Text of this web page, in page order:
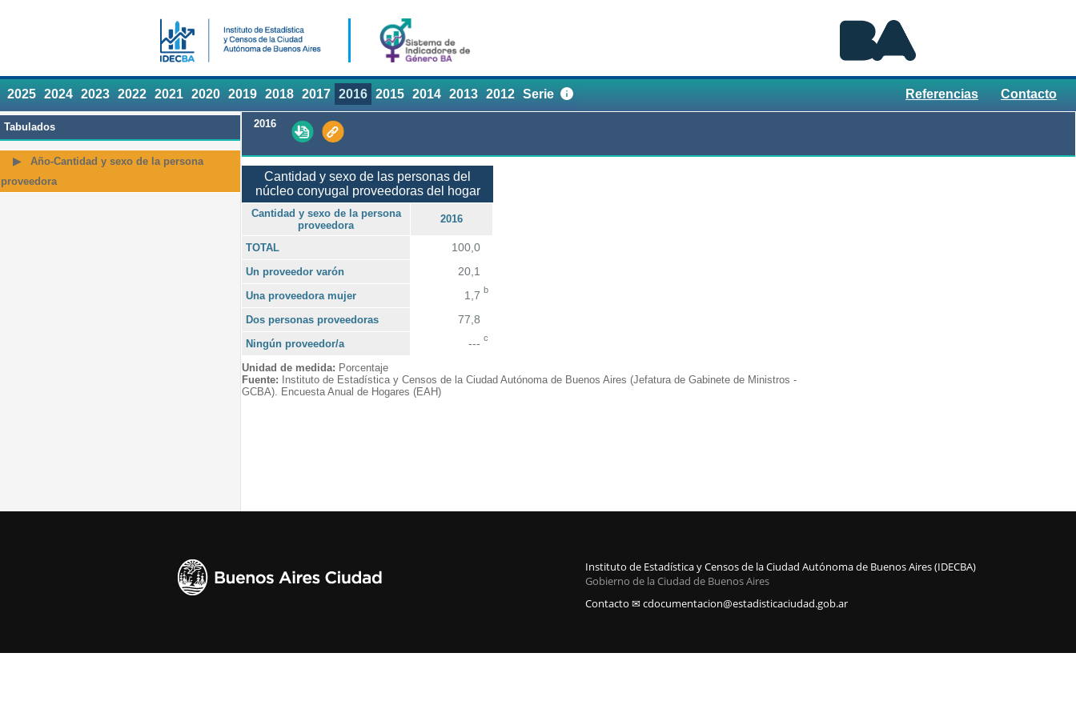
2025 2024 2023 2022 2021 2020 2019 2018 2017 2016 2015 2014 2013 2012 Serie Contacto
Referencias
Tabulados
Año-Cantidad y sexo de la persona
proveedora
2016
Cantidad y sexo de las personas del
núcleo conyugal proveedoras del hogar
Cantidad y sexo de la persona
proveedora
2016
TOTAL 100,0
Un proveedor varón 20,1
Una proveedora mujer 1,7 b
Dos personas proveedoras 77,8
Ningún proveedor/a --- c
Unidad de medida: Porcentaje
Fuente: Instituto de Estadística y Censos de la Ciudad Autónoma de Buenos Aires (Jefatura de Gabinete de Ministros -
GCBA). Encuesta Anual de Hogares (EAH)
Instituto de Estadística y Censos de la Ciudad Autónoma de Buenos Aires (IDECBA)
Gobierno de la Ciudad de Buenos Aires
Contacto ✉ cdocumentacion@estadisticaciudad.gob.ar